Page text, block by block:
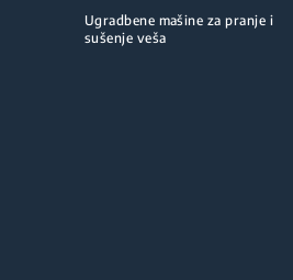
Ugradbene mašine za pranje i
sušenje veša